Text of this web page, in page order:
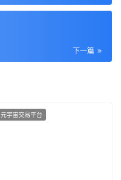
下一篇
元宇宙交易平台